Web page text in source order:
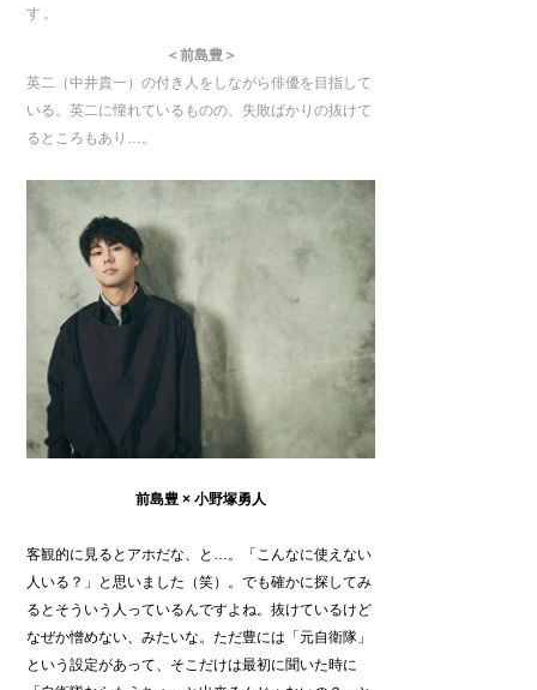
す。
＜前島豊＞
英二（中井貴一）の付き人をしながら俳優を目指して
いる。英二に憧れているものの、失敗ばかりの抜けて
るところもあり…。
前島豊 × 小野塚勇人
客観的に見るとアホだな、と…。「こんなに使えない
人いる？」と思いました（笑）。でも確かに探してみ
るとそういう人っているんですよね。抜けているけど
なぜか憎めない、みたいな。ただ豊には「元自衛隊」
という設定があって、そこだけは最初に聞いた時に